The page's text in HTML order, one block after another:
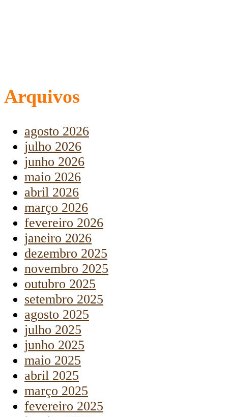
Arquivos
agosto 2026
julho 2026
junho 2026
maio 2026
abril 2026
março 2026
fevereiro 2026
janeiro 2026
dezembro 2025
novembro 2025
outubro 2025
setembro 2025
agosto 2025
julho 2025
junho 2025
maio 2025
abril 2025
março 2025
fevereiro 2025